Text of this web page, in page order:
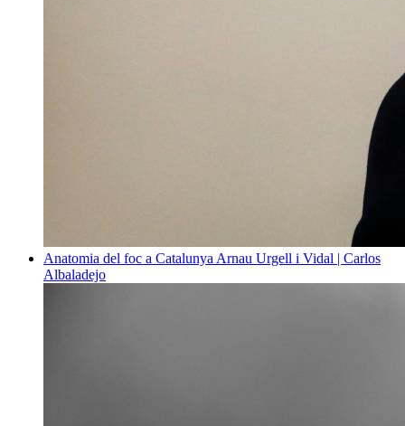
Anatomia del foc a Catalunya Arnau Urgell i Vidal | Carlos
Albaladejo